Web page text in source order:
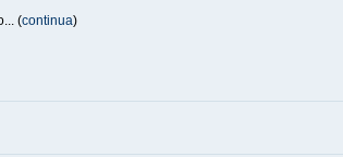
(continua)